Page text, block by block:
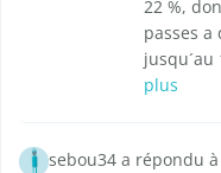
22 %,
passes a
jusqu´au
plus
sebou34 a répondu